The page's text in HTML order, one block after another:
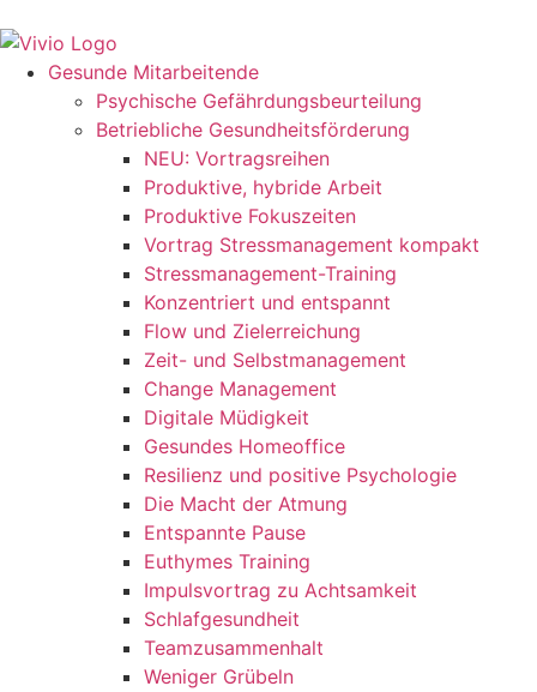
Gesunde Mitarbeitende
Psychische Gefährdungsbeurteilung
Betriebliche Gesundheitsförderung
NEU: Vortragsreihen
Produktive, hybride Arbeit
Produktive Fokuszeiten
Vortrag Stressmanagement kompakt
Stressmanagement-Training
Konzentriert und entspannt
Flow und Zielerreichung
Zeit- und Selbstmanagement
Change Management
Digitale Müdigkeit
Gesundes Homeoffice
Resilienz und positive Psychologie
Die Macht der Atmung
Entspannte Pause
Euthymes Training
Impulsvortrag zu Achtsamkeit
Schlafgesundheit
Teamzusammenhalt
Weniger Grübeln